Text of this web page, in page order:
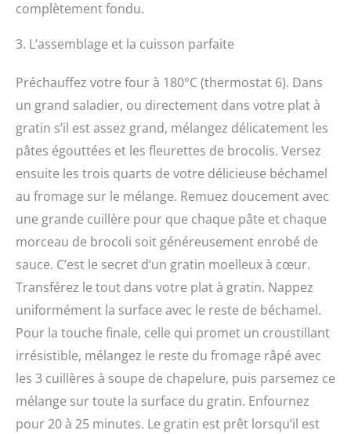
complètement fondu.
3. L’assemblage et la cuisson parfaite
Préchauffez votre four à 180°C (thermostat 6). Dans
un grand saladier, ou directement dans votre plat à
gratin s’il est assez grand, mélangez délicatement les
pâtes égouttées et les fleurettes de brocolis. Versez
ensuite les trois quarts de votre délicieuse béchamel
au fromage sur le mélange. Remuez doucement avec
une grande cuillère pour que chaque pâte et chaque
morceau de brocoli soit généreusement enrobé de
sauce. C’est le secret d’un gratin moelleux à cœur.
Transférez le tout dans votre plat à gratin. Nappez
uniformément la surface avec le reste de béchamel.
Pour la touche finale, celle qui promet un croustillant
irrésistible, mélangez le reste du fromage râpé avec
les 3 cuillères à soupe de chapelure, puis parsemez ce
mélange sur toute la surface du gratin. Enfournez
pour 20 à 25 minutes. Le gratin est prêt lorsqu’il est